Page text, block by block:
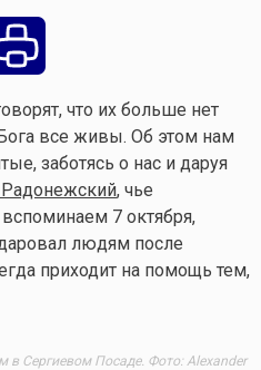
что их больше нет
все живы. Об этом нам
заботясь о нас и даруя
, чье
7 октября,
людям после
приходит на помощь тем,
в Сергиевом Посаде. Фото: Alexander